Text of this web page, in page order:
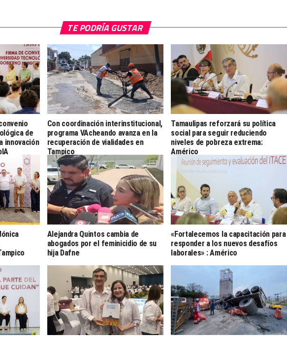
TE PODRÍA GUSTAR
de
innovación
Con coordinación interinstitucional,
programa VAcheando avanza en la
recuperación de vialidades en
Tampico
Tamaulipas reforzará su política
social para seguir reduciendo
niveles de pobreza extrema:
Américo
Alejandra Quintos cambia de
abogados por el feminicidio de su
hija Dafne
«Fortalecemos la capacitación para
responder a los nuevos desafíos
laborales» : Américo